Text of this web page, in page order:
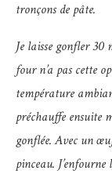
tronçons de pâte.
Je laisse gonfler 30
four n’a pas cette
température
préchauffe ensuite
gonflée. Avec un
pinceau.